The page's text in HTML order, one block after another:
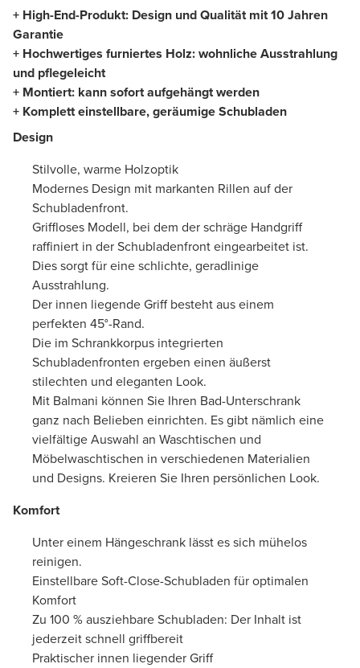
+ High-End-Produkt: Design und Qualität mit 10 Jahren
Garantie
+ Hochwertiges furniertes Holz:wohnliche Ausstrahlung
und pflegeleicht
+ Montiert: kann sofort aufgehängt werden
+ Kompletteinstellbare, geräumige Schubladen
Design
Stilvolle, warme Holzoptik
Modernes Design mit markanten Rillen auf der
Schubladenfront.
Griffloses Modell, bei dem der schräge Handgriff
raffiniert in der Schubladenfront eingearbeitet ist.
Dies sorgt für eine schlichte, geradlinige
Ausstrahlung.
Der innen liegende Griff besteht aus einem
perfekten 45°-Rand.
Die im Schrankkorpus integrierten
Schubladenfronten ergeben einen äußerst
stilechten und eleganten Look.
Mit Balmani können Sie Ihren Bad-Unterschrank
ganz nach Belieben einrichten. Es gibt nämlich eine
vielfältige Auswahl an Waschtischen und
Möbelwaschtischen in verschiedenen Materialien
und Designs. Kreieren Sie Ihren persönlichen Look.
Komfort
Unter einem Hängeschrank lässt es sich mühelos
reinigen.
Einstellbare Soft-Close-Schubladen für optimalen
Komfort
Zu 100 % ausziehbare Schubladen: Der Inhalt ist
jederzeit schnell griffbereit
Praktischer innen liegender Griff